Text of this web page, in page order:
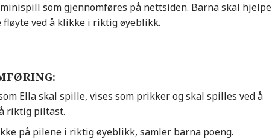
som gjennomføres på nettsiden. Barna skal hjelpe
fløyte ved å klikke i riktig øyeblikk.
Ella skal spille, vises som prikker og skal spilles ved å
riktig piltast.
på pilene i riktig øyeblikk, samler barna poeng.